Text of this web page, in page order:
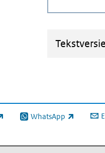
WhatsApp
(externe link)